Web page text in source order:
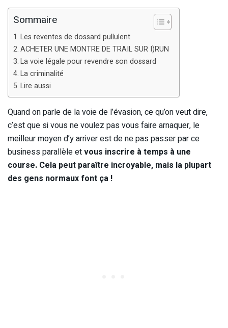
Sommaire
Les reventes de dossard pullulent.
ACHETER UNE MONTRE DE TRAIL SUR I)RUN
La voie légale pour revendre son dossard
La criminalité
Lire aussi
Quand on parle de la voie de l’évasion, ce qu’on veut dire,
c’est que si vous ne voulez pas vous faire arnaquer, le
meilleur moyen d’y arriver est de ne pas passer par ce
business parallèle etvous inscrire à temps à une
course. Cela peut paraître incroyable, mais la plupart
des gens normaux font ça !